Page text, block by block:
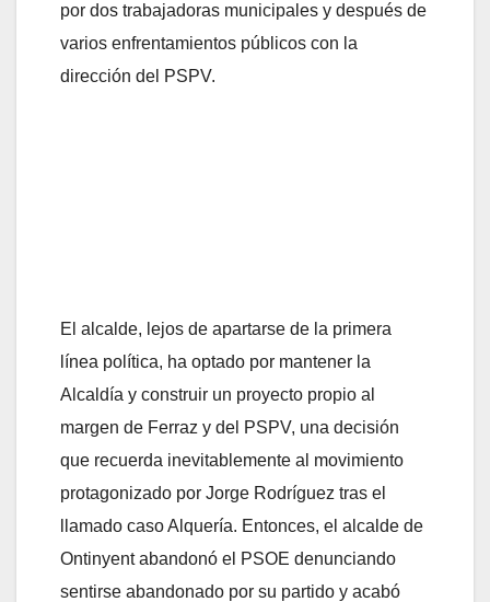
por dos trabajadoras municipales y después de
varios enfrentamientos públicos con la
dirección del PSPV.
El alcalde, lejos de apartarse de la primera
línea política, ha optado por mantener la
Alcaldía y construir un proyecto propio al
margen de Ferraz y del PSPV, una decisión
que recuerda inevitablemente al movimiento
protagonizado por Jorge Rodríguez tras el
llamado caso Alquería. Entonces, el alcalde de
Ontinyent abandonó el PSOE denunciando
sentirse abandonado por su partido y acabó